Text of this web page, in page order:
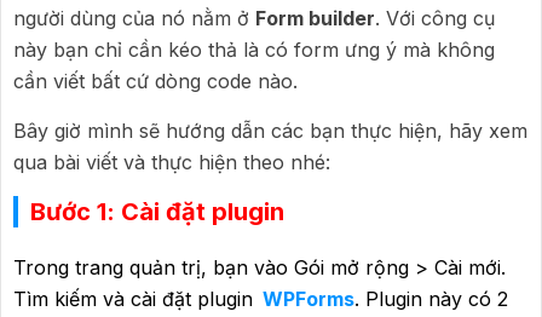
người dùng của nó nằm ở Form builder. Với công cụ
này bạn chỉ cần kéo thả là có form ưng ý mà không
cần viết bất cứ dòng code nào. ​
Bây giờ mình sẽ hướng dẫn các bạn thực hiện, hãy xem
qua bài viết và thực hiện theo nhé:
Bước 1: Cài đặt plugin
Trong trang quản trị, bạn vào Gói mở rộng > Cài mới.
Tìm kiếm và cài đặt plugin WPForms. Plugin này có 2